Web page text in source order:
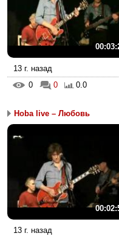
13 г. назад
0
0 0.0
Hoba live – Любовь
13 г. назад